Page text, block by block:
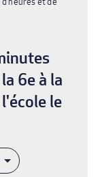
6e à la
le